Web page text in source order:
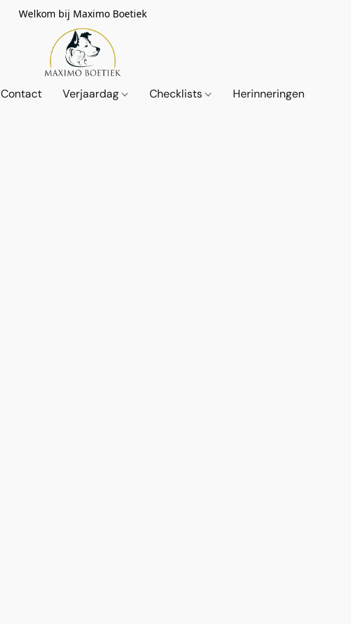
Welkom bij Maximo Boetiek
Contact Verjaardag Checklists Herinneringen